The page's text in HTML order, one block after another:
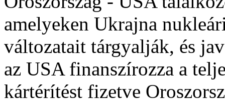
amelyeken Ukrajna
változatait tárgyalják, és
az USA finanszírozza a
kártérítést fizetve